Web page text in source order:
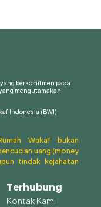
berkomitmen pada
mengutamakan
Indonesia (BWI)
Wakaf bukan
uang (money
tindak kejahatan
Terhubung
Kontak Kami